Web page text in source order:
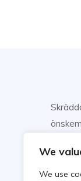
We
We use
Njut